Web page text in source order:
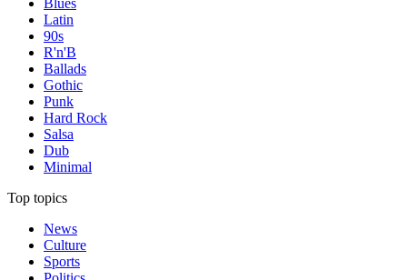
Blues
Latin
90s
R'n'B
Ballads
Gothic
Punk
Hard Rock
Salsa
Dub
Minimal
Top topics
News
Culture
Sports